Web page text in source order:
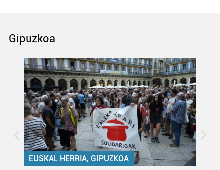
Gipuzkoa
EUSKAL HERRIA, GIPUZKOA